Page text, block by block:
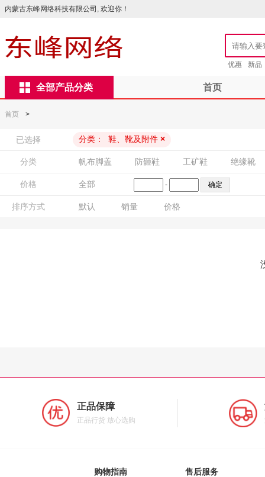
内蒙古东峰网络科技有限公司, 欢迎你！
优惠 新品
全部产品分类 首页
首页 >
已选择 分类： 鞋、靴及附件 ×
分类 帆布脚盖 防砸鞋 工矿鞋 绝缘靴
价格 全部 -
排序方式 默认 销量 价格
正品保障
正品行货 放心选购
购物指南 售后服务